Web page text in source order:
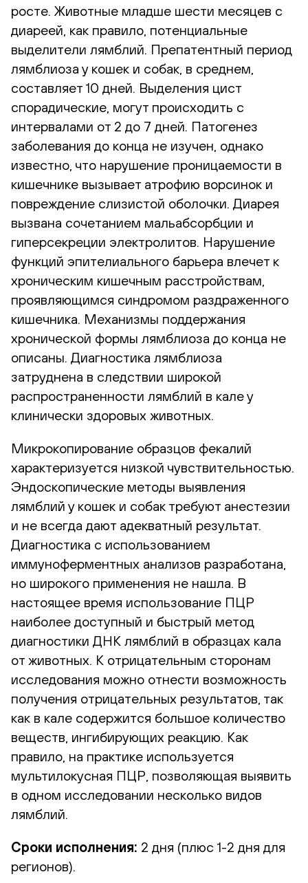
росте. Животные младше шести месяцев с
диареей, как правило, потенциальные
выделители лямблий. Препатентный период
лямблиоза у кошек и собак, в среднем,
составляет 10 дней. Выделения цист
спорадические, могут происходить с
интервалами от 2 до 7 дней. Патогенез
заболевания до конца не изучен, однако
известно, что нарушение проницаемости в
кишечнике вызывает атрофию ворсинок и
повреждение слизистой оболочки. Диарея
вызвана сочетанием мальабсорбции и
гиперсекреции электролитов. Нарушение
функций эпителиального барьера влечет к
хроническим кишечным расстройствам,
проявляющимся синдромом раздраженного
кишечника. Механизмы поддержания
хронической формы лямблиоза до конца не
описаны. Диагностика лямблиоза
затруднена в следствии широкой
распространенности лямблий в кале у
клинически здоровых животных.
Микрокопирование образцов фекалий
характеризуется низкой чувствительностью.
Эндоскопические методы выявления
лямблий у кошек и собак требуют анестезии
и не всегда дают адекватный результат.
Диагностика с использованием
иммуноферментных анализов разработана,
но широкого применения не нашла. В
настоящее время использование ПЦР
наиболее доступный и быстрый метод
диагностики ДНК лямблий в образцах кала
от животных. К отрицательным сторонам
исследования можно отнести возможность
получения отрицательных результатов, так
как в кале содержится большое количество
веществ, ингибирующих реакцию. Как
правило, на практике используется
мультилокусная ПЦР, позволяющая выявить
в одном исследовании несколько видов
лямблий.
Сроки исполнения: 2 дня (плюс 1-2 дня для
регионов).